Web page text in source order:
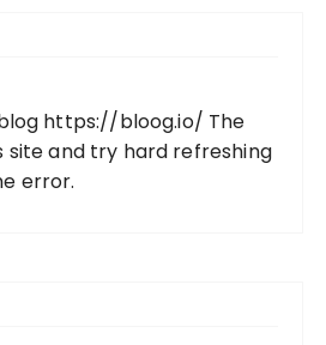
https://bloog.io/ The
site and try hard refreshing
error.